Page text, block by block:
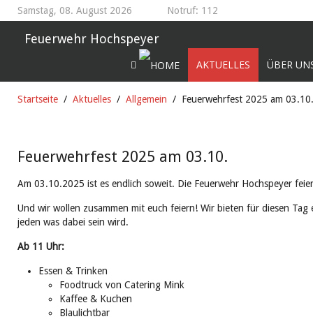
Samstag, 08. August 2026 Notruf: 112
Feuerwehr Hochspeyer
AKTUELLES ÜBER
Startseite Aktuelles Allgemein Feuerwehrfest 2025 am 03.10.
Feuerwehrfest 2025 am 03.10.
Am 03.10.2025 ist es endlich soweit. Die Feuerwehr Hochspeyer
Und wir wollen zusammen mit euch feiern! Wir bieten für diesen
jeden was dabei sein wird.
Ab 11 Uhr:
Essen & Trinken
Foodtruck von Catering Mink
Kaffee & Kuchen
Blaulichtbar